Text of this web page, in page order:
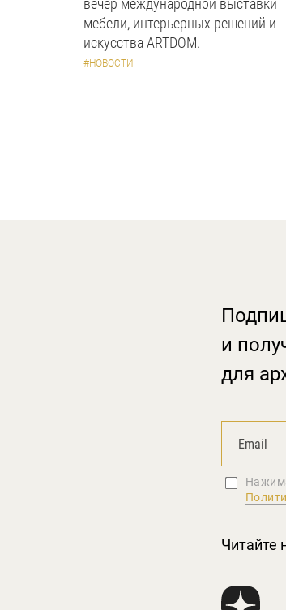
вечер международной выставки
мебели, интерьерных решений и
искусства ARTDOM.
#НОВОСТИ
и
для
Читайте